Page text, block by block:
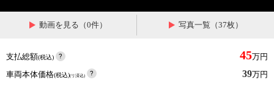
動画を見る（0件） 写真一覧（37枚）
支払総額(税込) 45万円
車両本体価格(税込)(リ済込) 39万円